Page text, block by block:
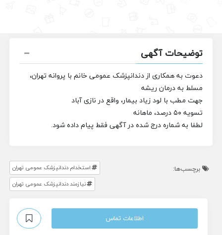
توضیحات آگهی
دعوت به همکاری از دندانپزشک عمومی خانم با پروانه تهران،
مسلط به درمان ریشه
جهت مطب با لود زیاد بیمار، واقع در نازی آباد
تسویه ۵۰ درصد، ماهانه
لطفا به شماره درج شده در آگهی فقط پیام داده شود.
برچسب‌ها:
استخدام دندانپزشک عمومی تهران
نیازمند دندانپزشک عمومی تهران
اطلاعات تماس